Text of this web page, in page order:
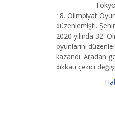
18. Olimpiyat
düzenlemişti.
2020 yılında 32.
oyunlarını
kazandı. Aradan
dikkati çekici